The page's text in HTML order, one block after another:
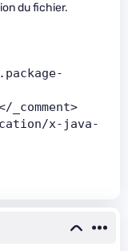
du fichier.
_comment>